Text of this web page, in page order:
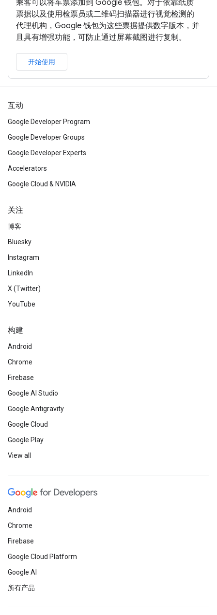
乘客可以将车票添加到 Google 钱包。对于依靠纸质
票据以及使用检票员或二维码扫描器进行视觉检测的
代理机构，Google 钱包为这些票据提供数字版本，并
且具有增强功能，可防止通过屏幕截图进行复制。
开始使用
互动
Google Developer Program
Google Developer Groups
Google Developer Experts
Accelerators
Google Cloud & NVIDIA
关注
博客
Bluesky
Instagram
LinkedIn
X (Twitter)
YouTube
构建
Android
Chrome
Firebase
Google AI Studio
Google Antigravity
Google Cloud
Google Play
View all
Android
Chrome
Firebase
Google Cloud Platform
Google AI
所有产品